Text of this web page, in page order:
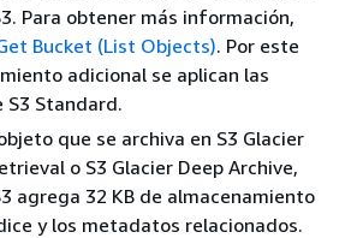
Para obtener más información,
Bucket (List Objects). Por este
adicional se aplican las
Standard.
que se archiva en S3 Glacier
o S3 Glacier Deep Archive,
agrega 32 KB de almacenamiento
y los metadatos relacionados.